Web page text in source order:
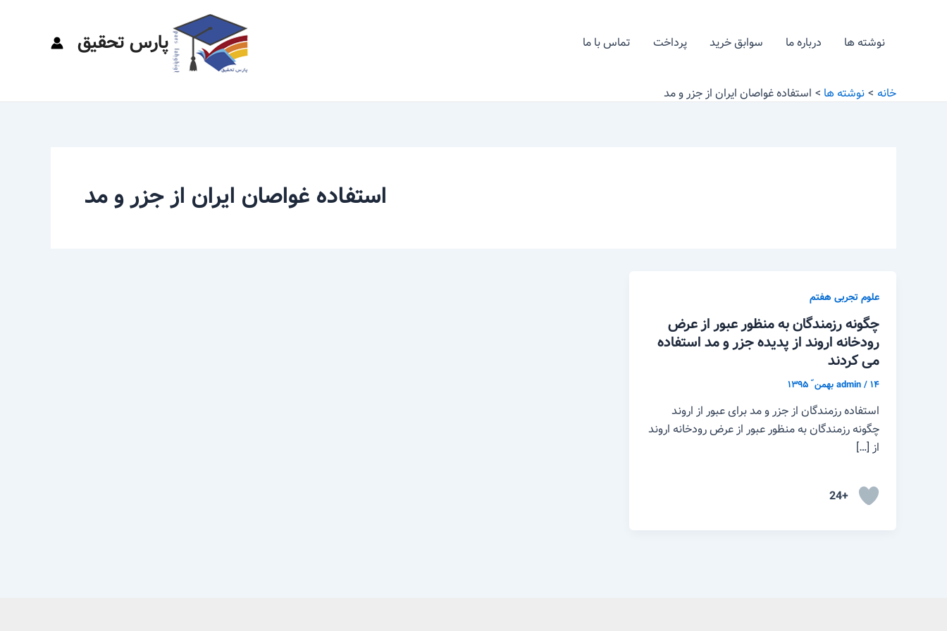
نوشته ها درباره ما سوابق خرید پرداخت تماس با ما پارس تحقیق
خانه نوشته ها استفاده غواصان ایران از جزر و مد
استفاده غواصان ایران از جزر و مد
علوم تجربی هفتم
چگونه رزمندگان به منظور عبور از عرض
رودخانه اروند از پدیده جزر و مد استفاده
می کردند
admin/۱۴ بهمن ّ ۱۳۹۵
استفاده رزمندگان از جزر و مد برای عبور از اروند
چگونه رزمندگان به منظور عبور از عرض رودخانه اروند
از […]
+24